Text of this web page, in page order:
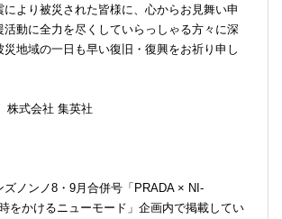
より被災された皆様に、心からお見舞い申
活動に全力を尽くしていらっしゃる方々に深
災地域の一日も早い復旧・復興をお祈り申し
式会社 集英社
ズノンノ8・9月合併号「PRADA × NI-
をかけるニューモード」企画内で掲載してい